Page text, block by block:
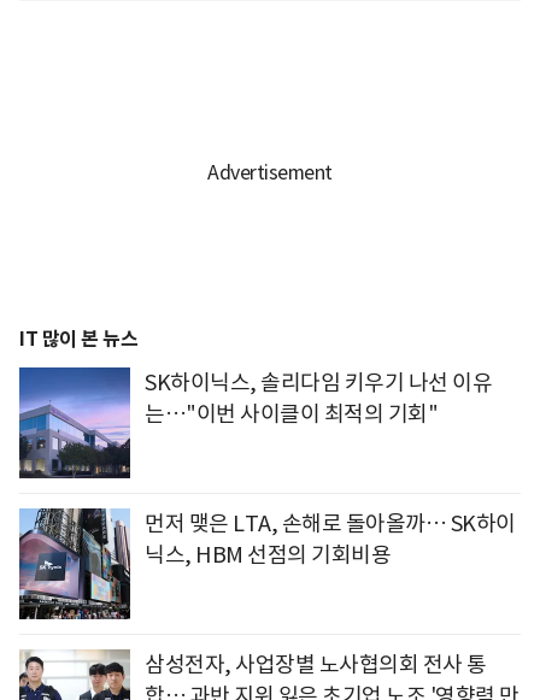
IT 많이 본 뉴스
SK하이닉스, 솔리다임 키우기 나선 이유
는…"이번 사이클이 최적의 기회"
먼저 맺은 LTA, 손해로 돌아올까… SK하이
닉스, HBM 선점의 기회비용
삼성전자, 사업장별 노사협의회 전사 통